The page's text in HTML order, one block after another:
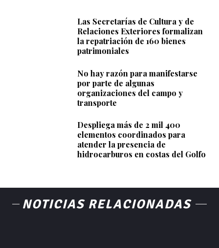
Las Secretarías de Cultura y de
Relaciones Exteriores formalizan
la repatriación de 160 bienes
patrimoniales
No hay razón para manifestarse
por parte de algunas
organizaciones del campo y
transporte
Despliega más de 2 mil 400
elementos coordinados para
atender la presencia de
hidrocarburos en costas del Golfo
NOTICIAS RELACIONADAS